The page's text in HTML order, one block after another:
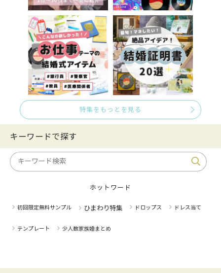
特集をもっとを見る
キーワードで探す
ホットワード
初回限定無料サンプル ひまわり特集 ドロップス ドレス当て
テンプレート 少人数家族婚まとめ